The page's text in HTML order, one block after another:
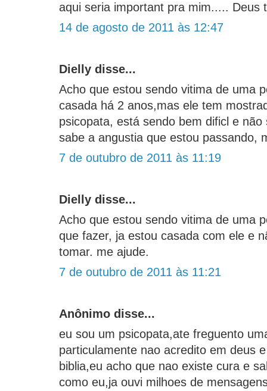
aqui seria important pra mim..... Deus
14 de agosto de 2011 às 12:47
Dielly disse...
Acho que estou sendo vitima de uma
casada há 2 anos,mas ele tem
psicopata, está sendo bem dificl e
sabe a angustia que estou passando,
7 de outubro de 2011 às 11:19
Dielly disse...
Acho que estou sendo vitima de uma
que fazer, ja estou casada com ele e
tomar. me ajude.
7 de outubro de 2011 às 11:21
Anônimo disse...
eu sou um psicopata,ate freguento
particulamente nao acredito em deus
biblia,eu acho que nao existe cura e
como eu,ja ouvi milhoes de